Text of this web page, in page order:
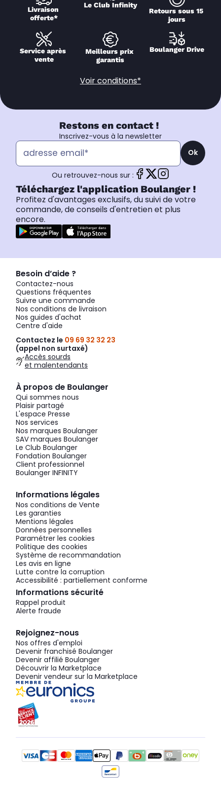
Livraison
offerte*
Le Club Infinity
Retours sous 15
jours
Service après
vente
Meilleurs prix
garantis
Boulanger Drive
Voir conditions*
Restons en contact !
Inscrivez-vous à la newsletter
Ok
Ou retrouvez-nous sur :
Téléchargez l'application Boulanger !
Profitez d'avantages exclusifs, du suivi de votre
commande, de conseils d'entretien et plus
encore.
Besoin d’aide ?
Contactez-nous
Questions fréquentes
Suivre une commande
Nos conditions de livraison
Nos guides d'achat
Centre d'aide
Contactez le 09 69 32 32 23
(appel non surtaxé)
Accès sourds
et malentendants
À propos de Boulanger
Qui sommes nous
Plaisir partagé
L'espace Presse
Nos services
Nos marques Boulanger
SAV marques Boulanger
Le Club Boulanger
Fondation Boulanger
Client professionnel
Boulanger INFINITY
Informations légales
Nos conditions de Vente
Les garanties
Mentions légales
Données personnelles
Paramétrer les cookies
Politique des cookies
Système de recommandation
Les avis en ligne
Lutte contre la corruption
Accessibilité : partiellement conforme
Informations sécurité
Rappel produit
Alerte fraude
Rejoignez-nous
Nos offres d'emploi
Devenir franchisé Boulanger
Devenir affilié Boulanger
Découvrir la Marketplace
Devenir vendeur sur la Marketplace